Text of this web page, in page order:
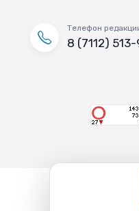
Телефон
8 (7112)